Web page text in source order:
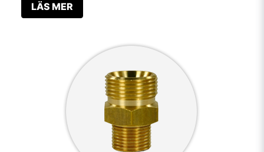
LÄS MER